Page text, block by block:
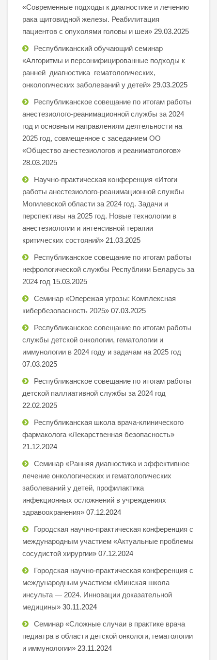
«Современные подходы к диагностике и лечению
рака щитовидной железы. Реабилитация
пациентов с опухолями головы и шеи» 29.03.2025
Республиканский обучающий семинар
«Алгоритмы и персонифицированные подходы к
ранней диагностика гематологических,
онкологических заболеваний у детей» 29.03.2025
Республиканское совещание по итогам работы
анестезиолого-реанимационной службы за 2024
год и основным направлениям деятельности на
2025 год, совмещенное с заседанием ОО
«Общество анестезиологов и реаниматологов»
28.03.2025
Научно-практическая конференция «Итоги
работы анестезиолого-реанимационной службы
Могилевской области за 2024 год. Задачи и
перспективы на 2025 год. Новые технологии в
анестезиологии и интенсивной терапии
критических состояний» 21.03.2025
Республиканское совещание по итогам работы
нефрологической службы Республики Беларусь за
2024 год 15.03.2025
Семинар «Опережая угрозы: Комплексная
кибербезопасность 2025» 07.03.2025
Республиканское совещание по итогам работы
службы детской онкологии, гематологии и
иммунологии в 2024 году и задачам на 2025 год
07.03.2025
Республиканское совещание по итогам работы
детской паллиативной службы за 2024 год
22.02.2025
Республиканская школа врача-клинического
фармаколога «Лекарственная безопасность»
21.12.2024
Семинар «Ранняя диагностика и эффективное
лечение онкологических и гематологических
заболеваний у детей, профилактика
инфекционных осложнений в учреждениях
здравоохранения» 07.12.2024
Городская научно-практическая конференция с
международным участием «Актуальные проблемы
сосудистой хирургии» 07.12.2024
Городская научно-практическая конференция с
международным участием «Минская школа
инсульта — 2024. Инновации доказательной
медицины» 30.11.2024
Семинар «Сложные случаи в практике врача
педиатра в области детской онкологи, гематологии
и иммунологии» 23.11.2024